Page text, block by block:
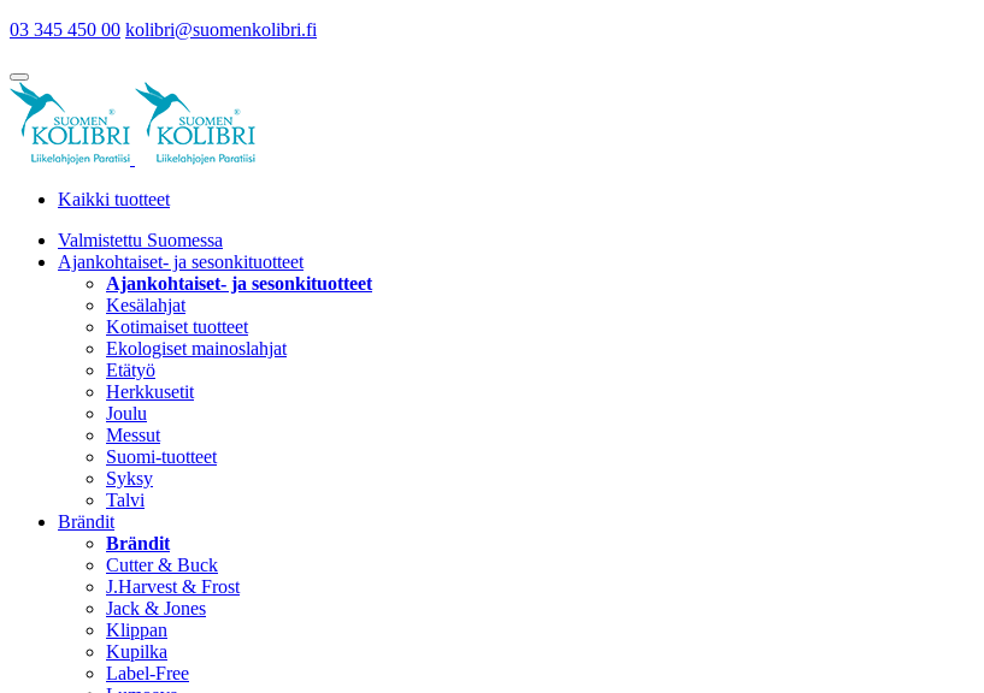
03 345 450 00 kolibri@suomenkolibri.fi
Kaikki tuotteet
Valmistettu Suomessa
Ajankohtaiset- ja sesonkituotteet
Ajankohtaiset- ja sesonkituotteet
Kesälahjat
Kotimaiset tuotteet
Ekologiset mainoslahjat
Etätyö
Herkkusetit
Joulu
Messut
Suomi-tuotteet
Syksy
Talvi
Brändit
Brändit
Cutter & Buck
J.Harvest & Frost
Jack & Jones
Klippan
Kupilka
Label-Free